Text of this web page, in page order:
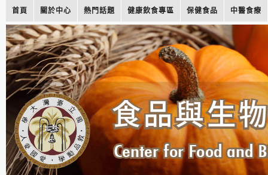
首頁 關於中心 熱門話題 健康飲食專區 保健食品 中醫食療